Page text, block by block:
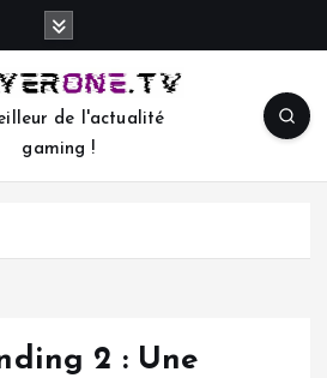
de l'actualité
gaming !
2 : Une